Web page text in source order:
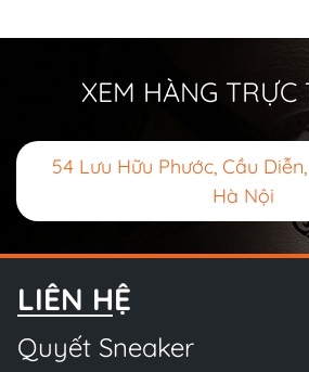
XEM HÀNG TRỰC
54 Lưu Hữu Phước, Cầu
Hà Nội
LIÊN HỆ
Quyết Sneaker